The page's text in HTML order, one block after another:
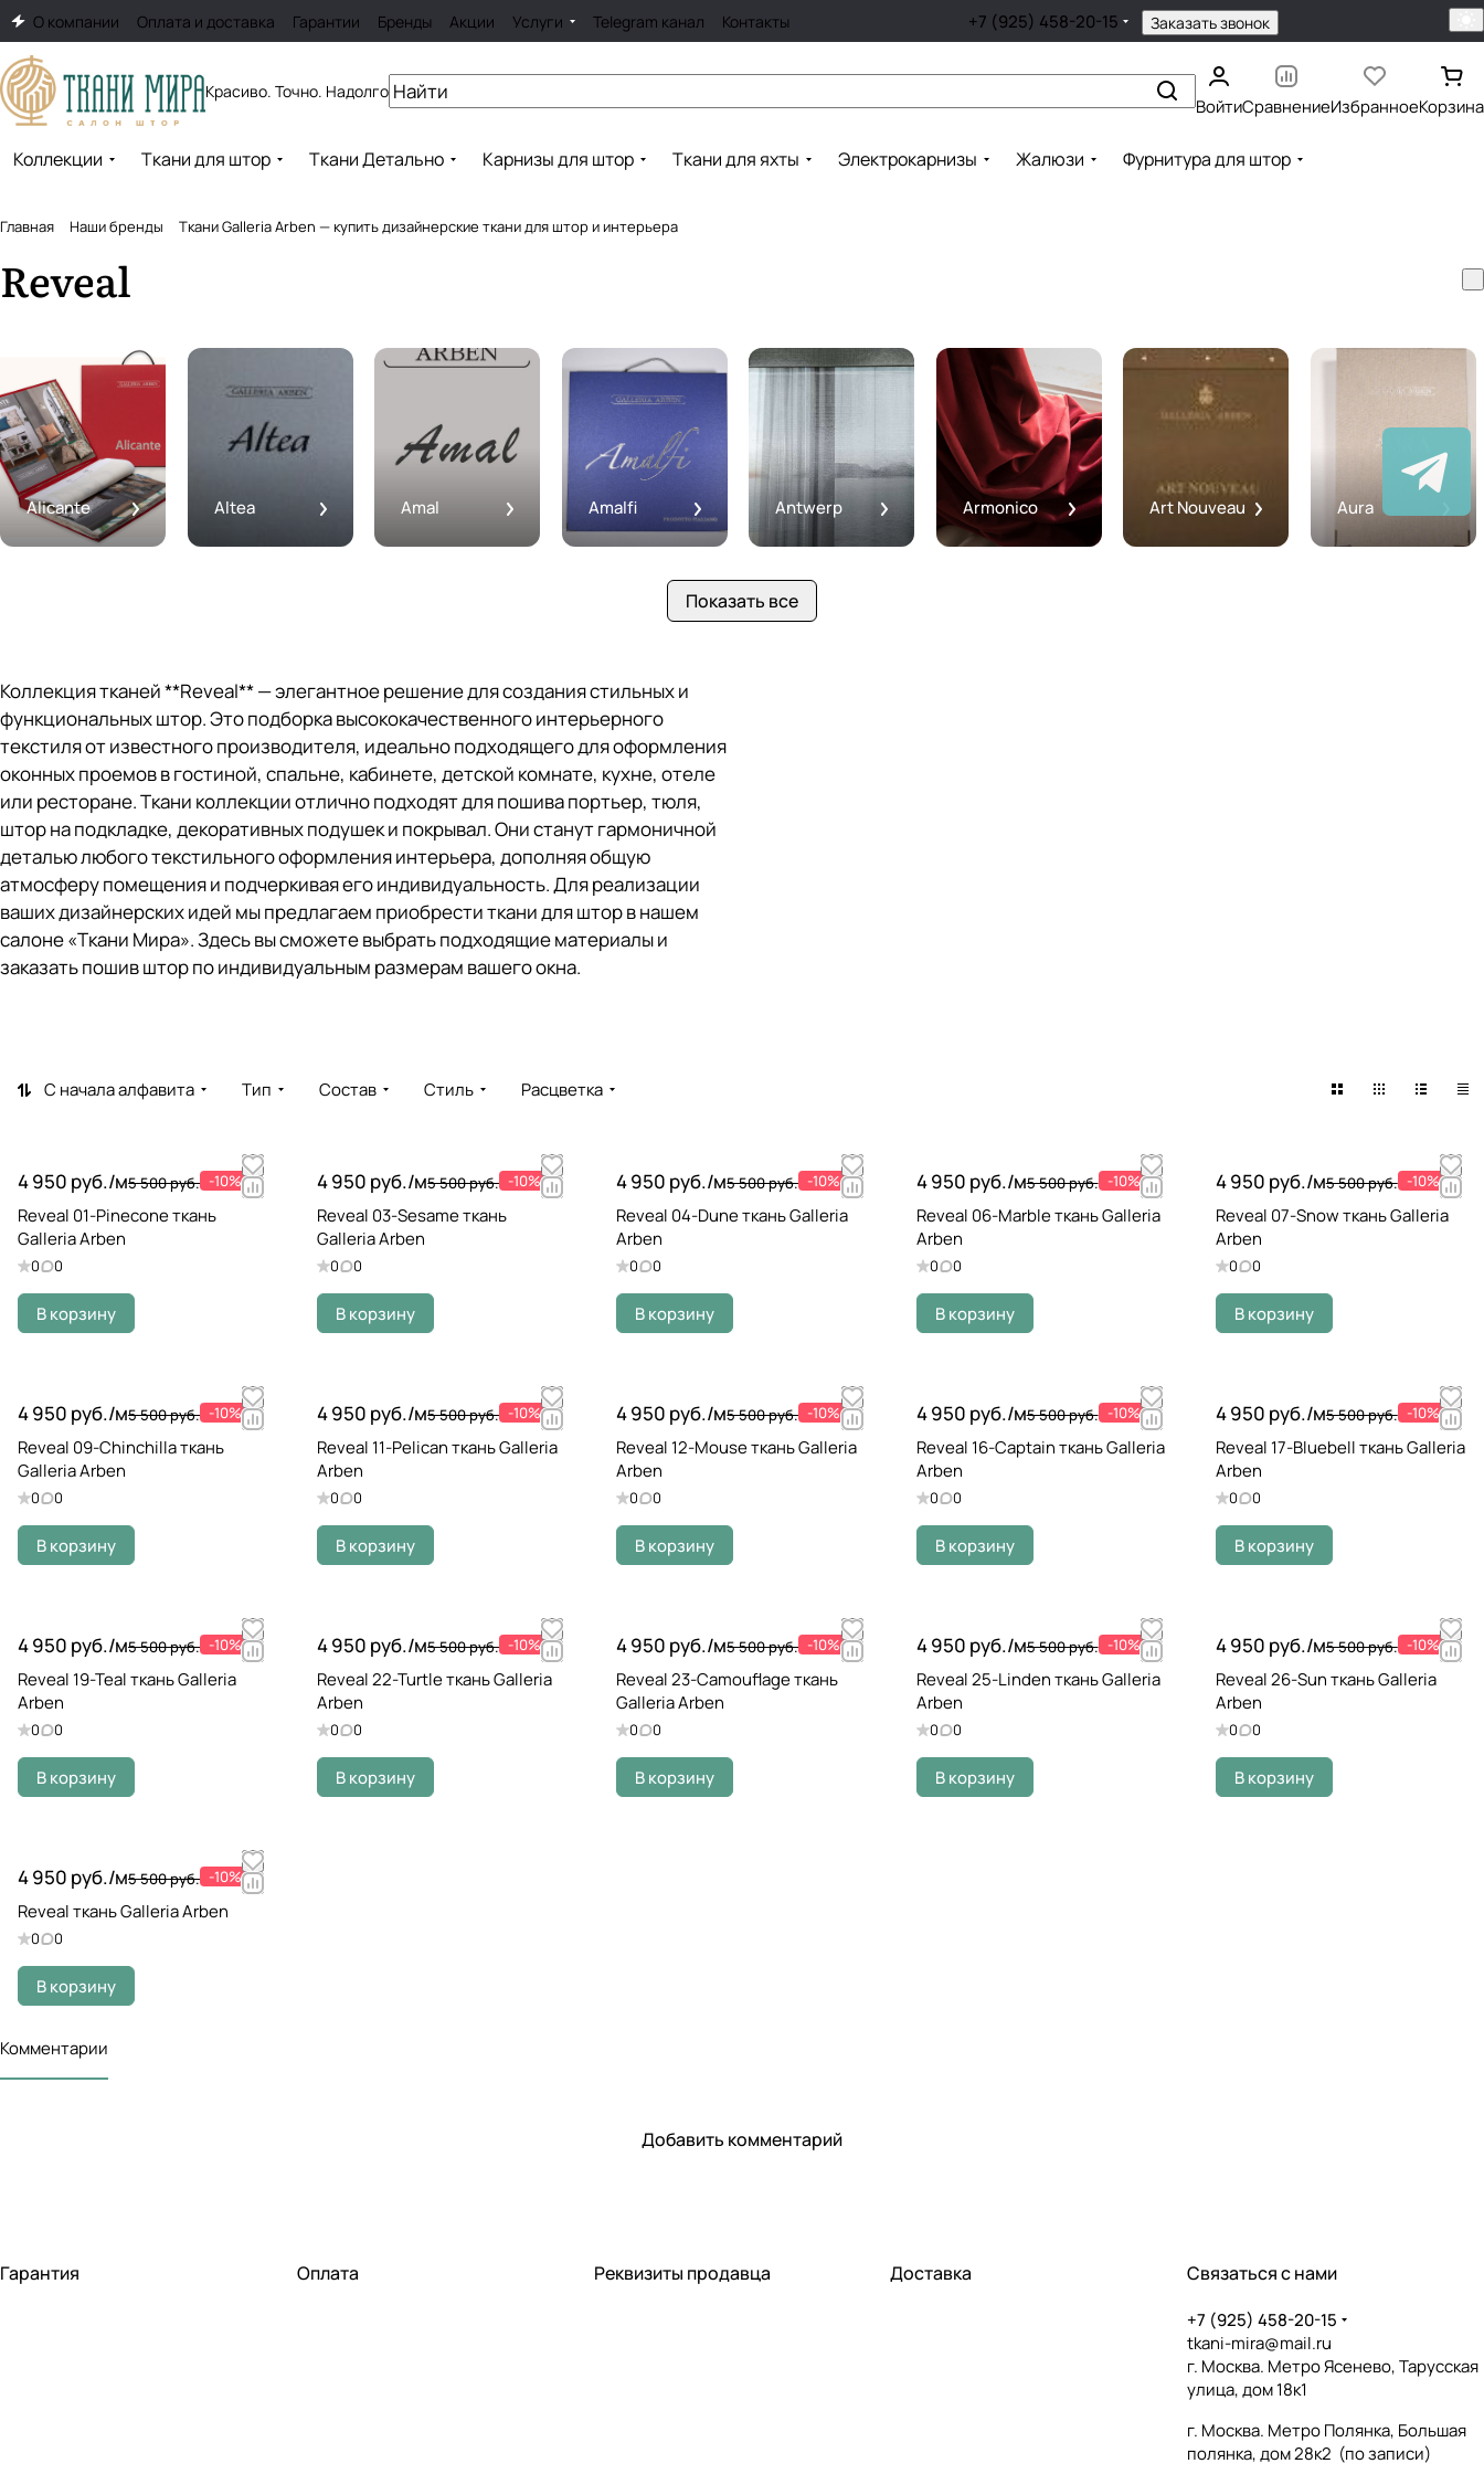
О компании Оплата и доставка Гарантии Бренды Акции Услуги Telegram канал Контакты +7 (925) 458-20-15 Заказать звонок
Красиво. Точно. Надолго
ВойтиСравнениеИзбранноеКорзина
Коллекции Ткани для штор Ткани Детально Карнизы для штор Ткани для яхты Электрокарнизы Жалюзи Фурнитура для штор
Главная Наши бренды Ткани Galleria Arben — купить дизайнерские ткани для штор и интерьера
Reveal
Alicante Altea Amal Amalfi Antwerp Armonico Art Nouveau Aura
Показать все
Коллекция тканей **Reveal** — элегантное решение для создания стильных и
функциональных штор. Это подборка высококачественного интерьерного
текстиля от известного производителя, идеально подходящего для оформления
оконных проемов в гостиной, спальне, кабинете, детской комнате, кухне, отеле
или ресторане. Ткани коллекции отлично подходят для пошива портьер, тюля,
штор на подкладке, декоративных подушек и покрывал. Они станут гармоничной
деталью любого текстильного оформления интерьера, дополняя общую
атмосферу помещения и подчеркивая его индивидуальность. Для реализации
ваших дизайнерских идей мы предлагаем приобрести ткани для штор в нашем
салоне «Ткани Мира». Здесь вы сможете выбрать подходящие материалы и
заказать пошив штор по индивидуальным размерам вашего окна.
С начала алфавита Тип Состав Стиль Расцветка
4 950 руб./м5 500 руб. -10%
Reveal 01-Pinecone ткань
Galleria Arben
0 0
В корзину
4 950 руб./м5 500 руб. -10%
Reveal 03-Sesame ткань
Galleria Arben
0 0
В корзину
4 950 руб./м5 500 руб. -10%
Reveal 04-Dune ткань Galleria
Arben
0 0
В корзину
4 950 руб./м5 500 руб. -10%
Reveal 06-Marble ткань Galleria
Arben
0 0
В корзину
4 950 руб./м5 500 руб. -10%
Reveal 07-Snow ткань Galleria
Arben
0 0
В корзину
4 950 руб./м5 500 руб. -10%
Reveal 09-Chinchilla ткань
Galleria Arben
0 0
В корзину
4 950 руб./м5 500 руб. -10%
Reveal 11-Pelican ткань Galleria
Arben
0 0
В корзину
4 950 руб./м5 500 руб. -10%
Reveal 12-Mouse ткань Galleria
Arben
0 0
В корзину
4 950 руб./м5 500 руб. -10%
Reveal 16-Captain ткань Galleria
Arben
0 0
В корзину
4 950 руб./м5 500 руб. -10%
Reveal 17-Bluebell ткань Galleria
Arben
0 0
В корзину
4 950 руб./м5 500 руб. -10%
Reveal 19-Teal ткань Galleria
Arben
0 0
В корзину
4 950 руб./м5 500 руб. -10%
Reveal 22-Turtle ткань Galleria
Arben
0 0
В корзину
4 950 руб./м5 500 руб. -10%
Reveal 23-Camouflage ткань
Galleria Arben
0 0
В корзину
4 950 руб./м5 500 руб. -10%
Reveal 25-Linden ткань Galleria
Arben
0 0
В корзину
4 950 руб./м5 500 руб. -10%
Reveal 26-Sun ткань Galleria
Arben
0 0
В корзину
4 950 руб./м5 500 руб. -10%
Reveal ткань Galleria Arben
0 0
В корзину
Комментарии
Добавить комментарий
Гарантия Оплата Реквизиты продавца Доставка Связаться с нами
+7 (925) 458-20-15
tkani-mira@mail.ru
г. Москва. Метро Ясенево, Тарусская
улица, дом 18к1
г. Москва. Метро Полянка, Большая
полянка, дом 28к2 (по записи)